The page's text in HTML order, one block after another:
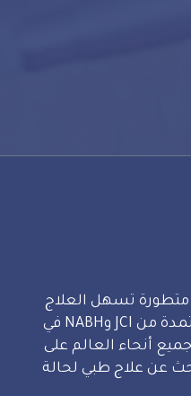
تسهل العلاج
الطبي في المستشفيات المعتمدة من JCI وNABH في
أنحاء العالم على
عن علاج طبي لحالة